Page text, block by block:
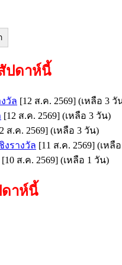
ปดาห์นี้
วัล [12 ส.ค. 2569] (เหลือ 3 วั
[12 ส.ค. 2569] (เหลือ 3 วัน)
ส.ค. 2569] (เหลือ 3 วัน)
รางวัล [11 ส.ค. 2569] (เหลื
[10 ส.ค. 2569] (เหลือ 1 วัน)
าห์นี้